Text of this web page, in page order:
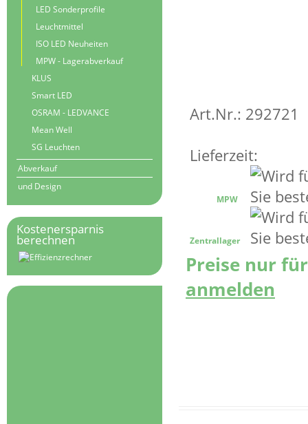
Art.Nr.: 292721
Lieferzeit:
MPW
Zentrallager
Preise nur
anmelden
LED Sonderprofile
Leuchtmittel
ISO LED Neuheiten
MPW - Lagerabverkauf
KLUS
Smart LED
OSRAM - LEDVANCE
Mean Well
SG Leuchten
Abverkauf
und Design
Kostenersparnis
berechnen